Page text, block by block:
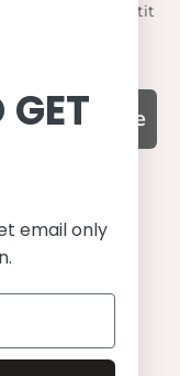
Angebote von Petit
Subscribe
email only